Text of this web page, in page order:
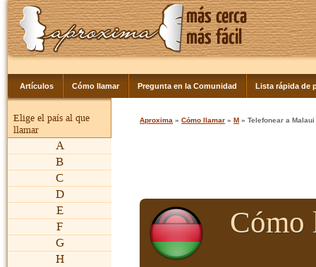
Artículos Cómo llamar Pregunta en la Comunidad Lista rápida de
Elige el país al que
llamar
A
B
C
D
E
F
G
H
Aproxima »Cómo llamar »M » Telefonear a Malaui
Cómo